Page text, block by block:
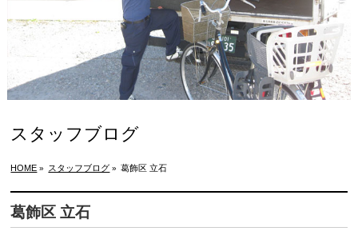
スタッフブログ
HOME » スタッフブログ » 葛飾区 立石
葛飾区 立石